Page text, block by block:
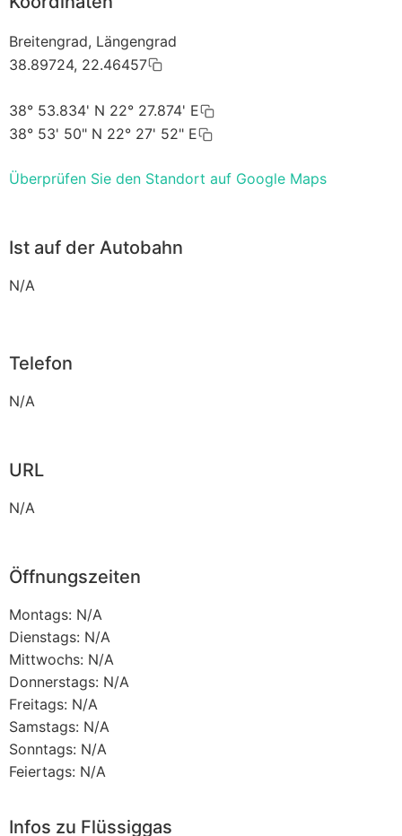
Breitengrad, Längengrad
38.89724, 22.46457
38° 53.834' N 22° 27.874' E
38° 53' 50" N 22° 27' 52" E
Überprüfen Sie den Standort auf Google Maps
Ist auf der Autobahn
N/A
Telefon
N/A
URL
N/A
Öffnungszeiten
Montags: N/A
Dienstags: N/A
Mittwochs: N/A
Donnerstags: N/A
Freitags: N/A
Samstags: N/A
Sonntags: N/A
Feiertags: N/A
Infos zu Flüssiggas